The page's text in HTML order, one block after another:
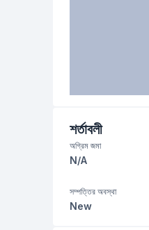
শর্তাবলী
অগ্রিম জমা
N/A
সম্পত্তির অবস্থা
New